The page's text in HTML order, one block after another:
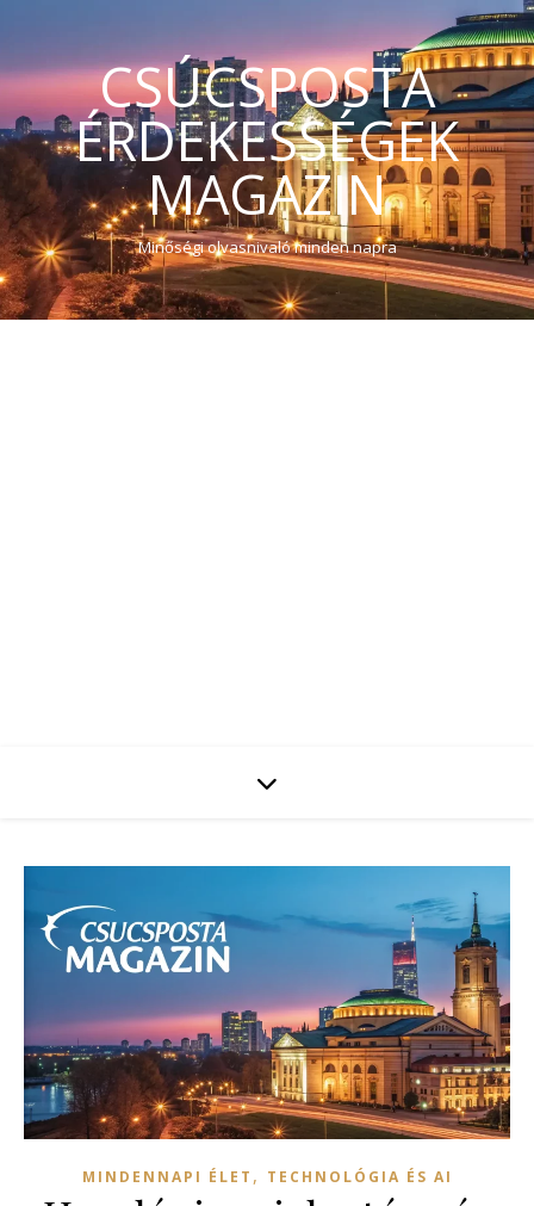
CSÚCSPOSTA
ÉRDEKESSÉGEK
MAGAZIN
Minőségi olvasnivaló minden napra
MINDENNAPI ÉLET , TECHNOLÓGIA ÉS AI